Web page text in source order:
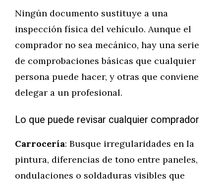
Ningún documento sustituye a una
inspección física del vehículo. Aunque el
comprador no sea mecánico, hay una serie
de comprobaciones básicas que cualquier
persona puede hacer, y otras que conviene
delegar a un profesional.
Lo que puede revisar cualquier comprador
Carrocería: Busque irregularidades en la
pintura, diferencias de tono entre paneles,
ondulaciones o soldaduras visibles que